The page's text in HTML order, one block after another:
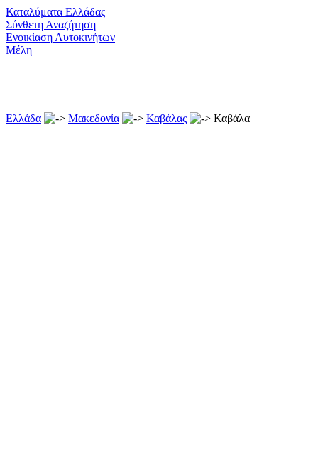
Καταλύματα Ελλάδας
Σύνθετη Αναζήτηση
Ενοικίαση Αυτοκινήτων
Μέλη
Ελλάδα Μακεδονία Καβάλας Καβάλα